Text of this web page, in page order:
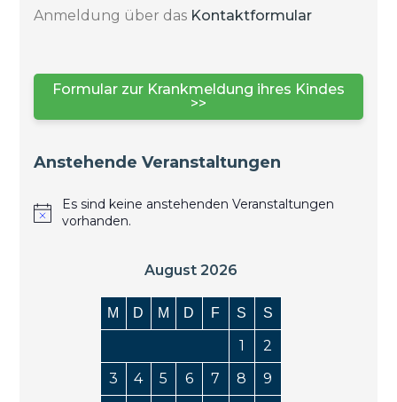
Anmeldung über das Kontaktformular
Formular zur Krankmeldung ihres Kindes
>>
Anstehende Veranstaltungen
Es sind keine anstehenden Veranstaltungen
vorhanden.
August 2026
M D M D F S S
1
2
3
4 5 6 7 8
9